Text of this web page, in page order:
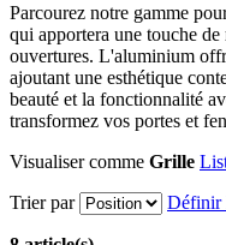
Parcourez notre gamme
qui apportera une touche
ouvertures. L'aluminium
ajoutant une esthétique
beauté et la fonctionnalité
transformez vos portes et
Visualiser comme Grille
Trier par
Définir